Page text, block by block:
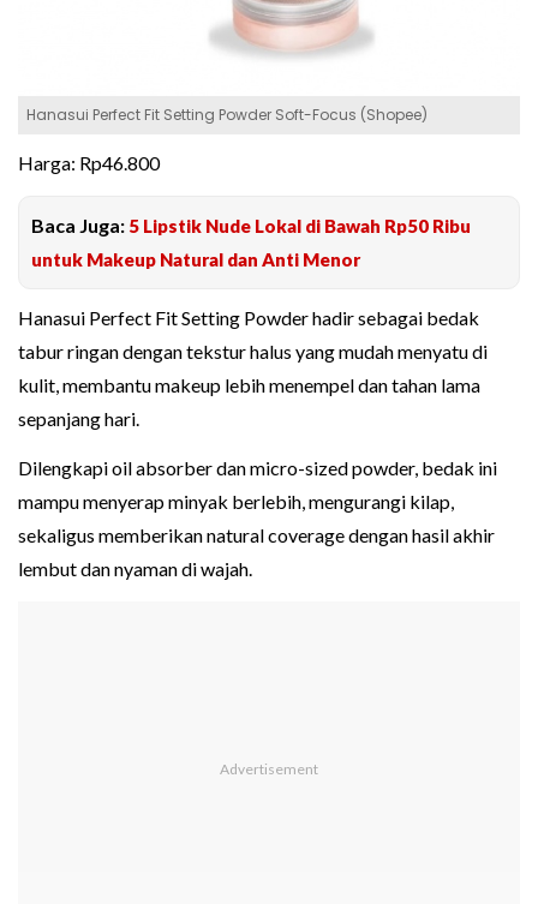
Hanasui Perfect Fit Setting Powder Soft-Focus (Shopee)
Harga: Rp46.800
Baca Juga: 5 Lipstik Nude Lokal di Bawah Rp50 Ribu
untuk Makeup Natural dan Anti Menor
Hanasui Perfect Fit Setting Powder hadir sebagai bedak
tabur ringan dengan tekstur halus yang mudah menyatu di
kulit, membantu makeup lebih menempel dan tahan lama
sepanjang hari.
Dilengkapi oil absorber dan micro-sized powder, bedak ini
mampu menyerap minyak berlebih, mengurangi kilap,
sekaligus memberikan natural coverage dengan hasil akhir
lembut dan nyaman di wajah.